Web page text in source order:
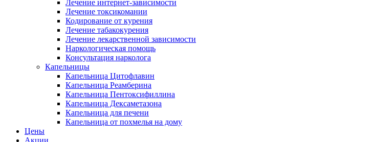
Лечение интернет-зависимости
Лечение токсикомании
Кодирование от курения
Лечение табакокурения
Лечение лекарственной зависимости
Наркологическая помощь
Консультация нарколога
Капельницы
Капельница Цитофлавин
Капельница Реамберина
Капельница Пентоксифиллина
Капельница Дексаметазона
Капельница для печени
Капельница от похмелья на дому
Цены
Акции